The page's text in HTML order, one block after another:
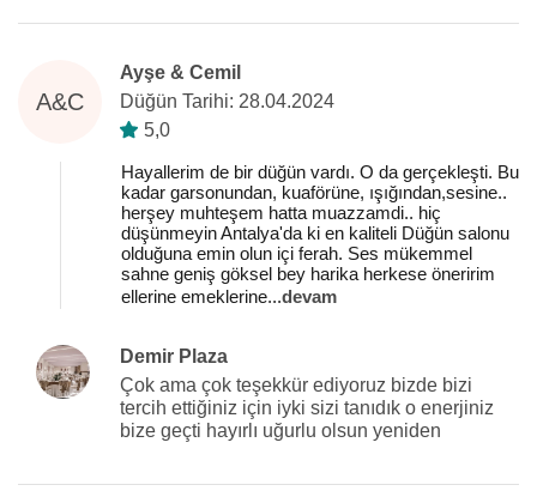
A&C
Ayşe & Cemil
Düğün Tarihi: 28.04.2024
5,0
Hayallerim de bir düğün vardı. O da gerçekleşti. Bu
kadar garsonundan, kuaförüne, ışığından,sesine..
herşey muhteşem hatta muazzamdi.. hiç
düşünmeyin Antalya'da ki en kaliteli Düğün salonu
olduğuna emin olun içi ferah. Ses mükemmel
sahne geniş göksel bey harika herkese öneririm
ellerine emeklerine...devam
Demir Plaza
Çok ama çok teşekkür ediyoruz bizde bizi
tercih ettiğiniz için iyki sizi tanıdık o enerjiniz
bize geçti hayırlı uğurlu olsun yeniden